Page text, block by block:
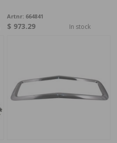
Artnr: 664841
$ 973.29 In stock